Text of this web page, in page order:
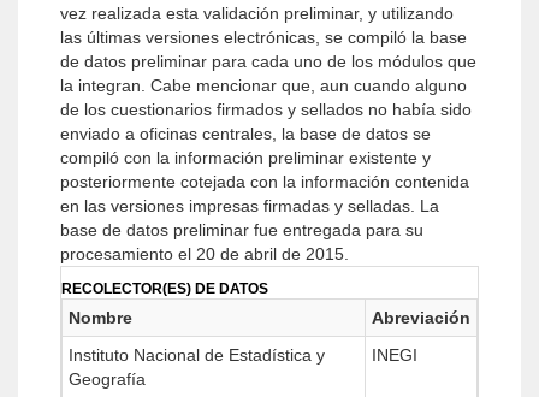
vez realizada esta validación preliminar, y utilizando
las últimas versiones electrónicas, se compiló la base
de datos preliminar para cada uno de los módulos que
la integran. Cabe mencionar que, aun cuando alguno
de los cuestionarios firmados y sellados no había sido
enviado a oficinas centrales, la base de datos se
compiló con la información preliminar existente y
posteriormente cotejada con la información contenida
en las versiones impresas firmadas y selladas. La
base de datos preliminar fue entregada para su
procesamiento el 20 de abril de 2015.
RECOLECTOR(ES) DE DATOS
Nombre
Abreviación
Instituto Nacional de Estadística y
Geografía
INEGI